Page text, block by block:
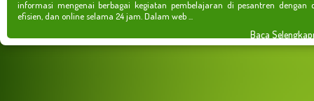
informasi mengenai berbagai kegiatan pembelajaran di pesantren dengan
efisien, dan online selama 24 jam. Dalam web ...
Baca